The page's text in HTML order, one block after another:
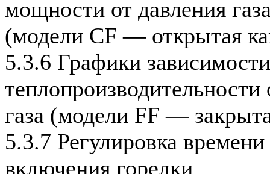
мощности от давления
(модели CF — открытая
5.3.6 Графики зависимости
теплопроизводительности
газа (модели FF —
5.3.7 Регулировка
включения горелки